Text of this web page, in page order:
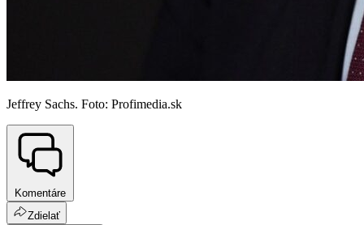
Jeffrey Sachs. Foto: Profimedia.sk
Komentáre
Zdielať